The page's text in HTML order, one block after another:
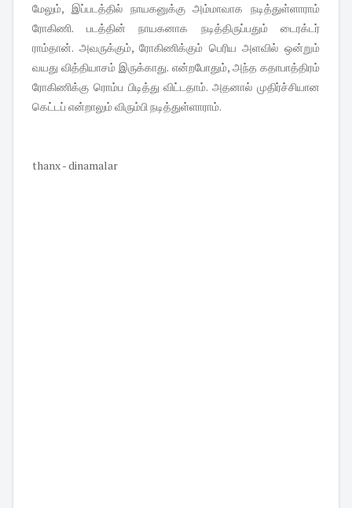
மேலும், இப்படத்தில் நாயகனுக்கு அம்மாவாக நடித்துள்ளாராம்
ரோகிணி. படத்தின் நாயகனாக நடித்திருப்பதும் டைரக்டர்
ராம்தான். அவருக்கும், ரோகிணிக்கும் பெரிய அளவில் ஒன்றும்
வயது வித்தியாசம் இருக்காது. என்றபோதும், அந்த கதாபாத்திரம்
ரோகிணிக்கு ரொம்ப பிடித்து விட்டதாம். அதனால் முதிர்ச்சியான
கெட்டப் என்றாலும் விரும்பி நடித்துள்ளாராம்.
thanx - dinamalar